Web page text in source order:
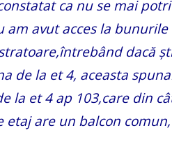
ca nu se mai
am avut acces la
dacă
de la et 4, aceasta
la et 4 ap 103,care din
are un balcon